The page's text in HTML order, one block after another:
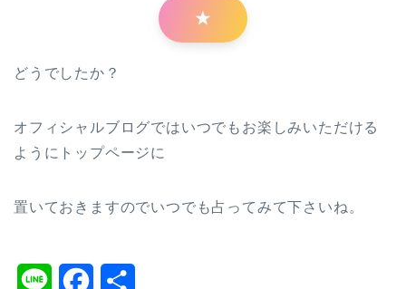
★
どうでしたか？
オフィシャルブログではいつでもお楽しみいただける
ようにトップページに
置いておきますのでいつでも占ってみて下さいね。